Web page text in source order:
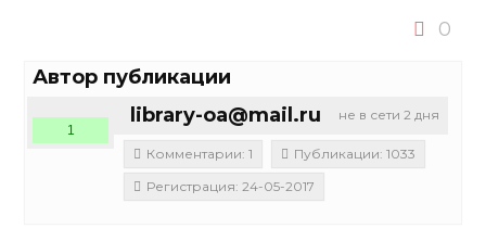
0
Автор публикации
не в сети 2 дня
library-oa@mail.ru
1
Комментарии: 1
Публикации: 1033
Регистрация: 24-05-2017